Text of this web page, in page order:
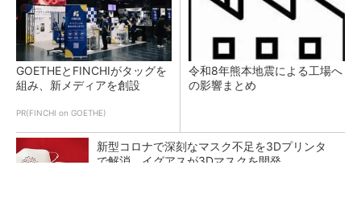
GOETHEとFINCHIがタッグを
組み、新メディアを創設
PR(FINCHI on GOETHE)
令和8年熊本地震による工場へ
の影響まとめ
新型コロナで深刻なマスク不足を3Dプリンタ
で解消、イグアスが3Dマスクを開発